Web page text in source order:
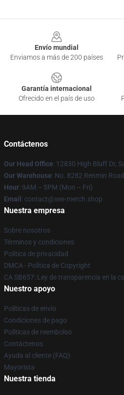
Envío mundial
Enviamos a más de 200 países
Garantía internacional
Ofrecido en el país de uso
Contáctenos
Our Head Office: 12830 High Bluff Dr,
Our Warehouse: No. 8282 Renmin
Hour: 9AM – 5PM (Mon – Fri)
Email : contact@see-merch.shop
Nuestra empresa
Sobre nosotros
Términos y condiciones
Política de privacidad
DMCA - Política de Copyright
CA SB657: Ley de transparencia en la
Nuestro apoyo
Políticas de envío
Condiciones de pago
Políticas de reembolso
Contáctenos
Ayuda al cliente (FAQ)
Mayorista
Nuestra tienda